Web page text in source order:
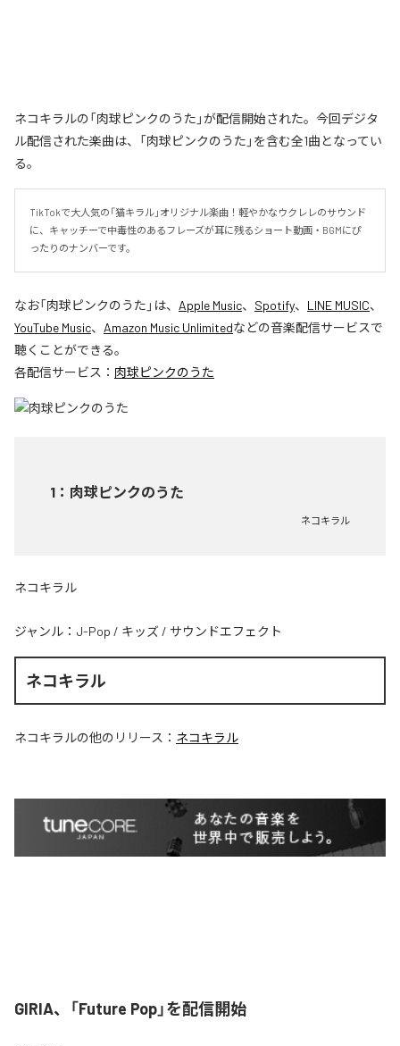
ネコキラルの「肉球ピンクのうた」が配信開始された。今回デジタ
ル配信された楽曲は、「肉球ピンクのうた」を含む全1曲となってい
る。
TikTokで大人気の「猫キラル」オリジナル楽曲！軽やかなウクレレのサウンド
に、キャッチーで中毒性のあるフレーズが耳に残るショート動画・BGMにぴ
ったりのナンバーです。
なお「肉球ピンクのうた 」は、 Apple Music、 Spotify、 LINE MUSIC、
YouTube Music、 Amazon Music Unlimitedなどの音楽配信サービスで
聴くことができる。
各配信サービス： 肉球ピンクのうた
1 ： 肉球ピンクのうた
ネコキラル
ネコキラル
ジャンル： J-Pop / キッズ / サウンドエフェクト
ネコキラル
ネコキラルの他のリリース： ネコキラル
GIRIA、「Future Pop」を配信開始